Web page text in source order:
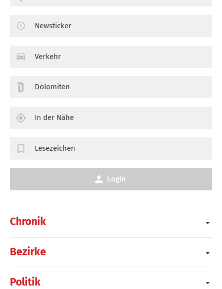
Chronik
Bezirke
Politik
Newsticker
Verkehr
Dolomiten
In der Nähe
Lesezeichen
Login